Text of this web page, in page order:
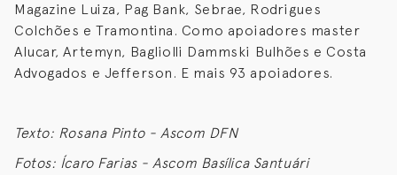
Magazine Luiza, Pag Bank, Sebrae, Rodrigues
Colchões e Tramontina. Como apoiadores master
Alucar, Artemyn, Bagliolli Dammski Bulhões e Costa
Advogados e Jefferson. E mais 93 apoiadores.
Texto: Rosana Pinto - Ascom DFN
Fotos: Ícaro Farias - Ascom Basílica Santuári